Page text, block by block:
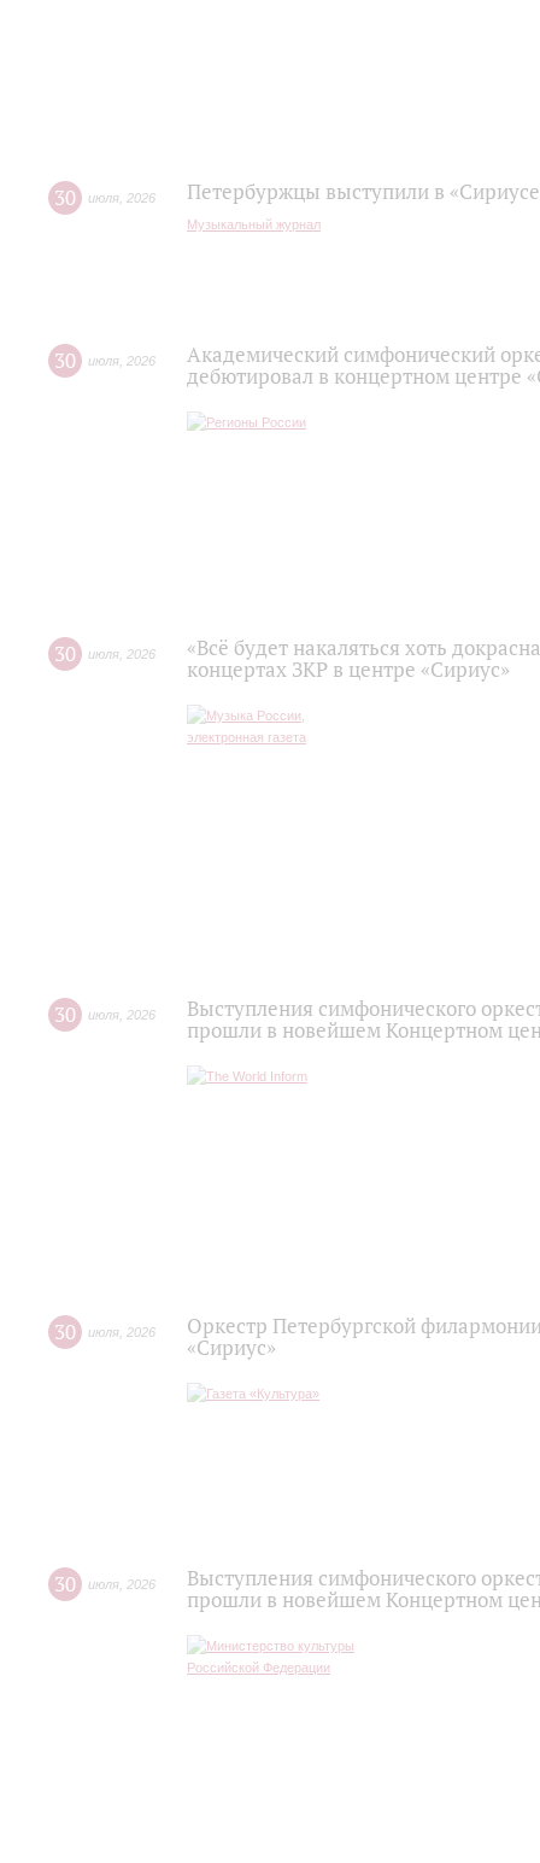
30 июля 2026 Петербуржцы выступили в
Музыкальный журнал
30 июля 2026
Академический симфонический
дебютировал в концертном центре
30 июля 2026
«Всё будет накаляться хоть
концертах ЗКР в центре «Сириус»
30 июля 2026
Выступления симфонического
прошли в новейшем Концертном
30 июля 2026
Оркестр Петербургской
«Сириус»
30 июля 2026
Выступления симфонического
прошли в новейшем Концертном